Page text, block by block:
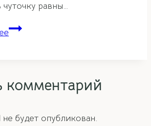
равны…
Бык
по
комментарий
будет опубликован.